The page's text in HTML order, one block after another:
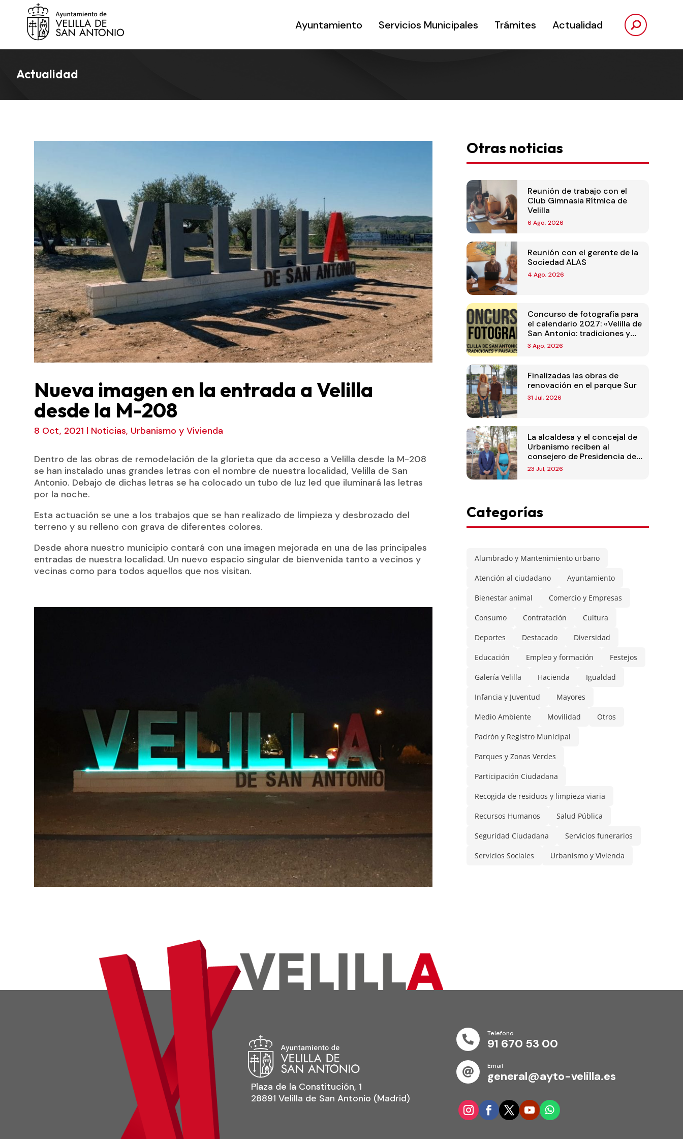
Ayuntamiento Servicios Municipales Trámites Actualidad
Actualidad
Nueva imagen en la entrada a Velilla
desde la M-208
8 Oct, 2021 | Noticias, Urbanismo y Vivienda
Dentro de las obras de remodelación de la glorieta que da acceso a Velilla desde la M-208
se han instalado unas grandes letras con el nombre de nuestra localidad, Velilla de San
Antonio. Debajo de dichas letras se ha colocado un tubo de luz led que iluminará las letras
por la noche.
Esta actuación se une a los trabajos que se han realizado de limpieza y desbrozado del
terreno y su relleno con grava de diferentes colores.
Desde ahora nuestro municipio contará con una imagen mejorada en una de las principales
entradas de nuestra localidad. Un nuevo espacio singular de bienvenida tanto a vecinos y
vecinas como para todos aquellos que nos visitan.
Otras noticias
Reunión de trabajo con el
Club Gimnasia Rítmica de
Velilla
6 Ago, 2026
Reunión con el gerente de la
Sociedad ALAS
4 Ago, 2026
Concurso de fotografía para
el calendario 2027: «Velilla de
San Antonio: tradiciones y
paisajes»
3 Ago, 2026
Finalizadas las obras de
renovación en el parque Sur
31 Jul, 2026
La alcaldesa y el concejal de
Urbanismo reciben al
consejero de Presidencia de
la Comunidad de Madrid
23 Jul, 2026
Categorías
Alumbrado y Mantenimiento urbano
Atención al ciudadano Ayuntamiento
Bienestar animal Comercio y Empresas
Consumo Contratación Cultura
Deportes Destacado Diversidad
Educación Empleo y formación Festejos
Galería Velilla Hacienda Igualdad
Infancia y Juventud Mayores
Medio Ambiente Movilidad Otros
Padrón y Registro Municipal
Parques y Zonas Verdes
Participación Ciudadana
Recogida de residuos y limpieza viaria
Recursos Humanos Salud Pública
Seguridad Ciudadana Servicios funerarios
Servicios Sociales Urbanismo y Vivienda
Plaza de la Constitución, 1
28891 Velilla de San Antonio (Madrid)

Telefono
91 670 53 00

Email
general@ayto-velilla.es